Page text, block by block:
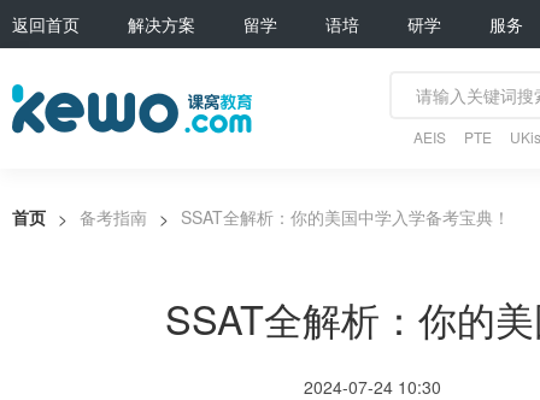
返回首页 解决方案 留学 语培 研学 服务
AEIS PTE
首页 > 备考指南 > SSAT全解析：你的美国中学入学备考宝典！
SSAT全解析：你的
2024-07-24 10:30